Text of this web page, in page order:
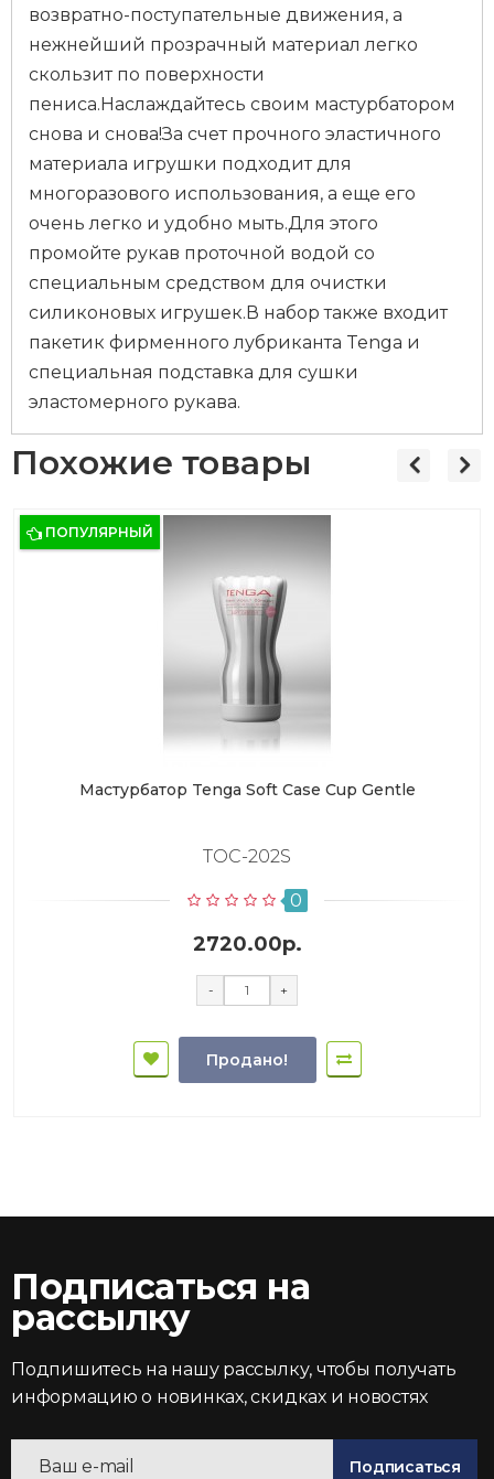
возвратно-поступательные движения, а
нежнейший прозрачный материал легко
скользит по поверхности
пениса.Наслаждайтесь своим мастурбатором
снова и снова!За счет прочного эластичного
материала игрушки подходит для
многоразового использования, а еще его
очень легко и удобно мыть.Для этого
промойте рукав проточной водой со
специальным средством для очистки
силиконовых игрушек.В набор также входит
пакетик фирменного лубриканта Tenga и
специальная подставка для сушки
эластомерного рукава.
Похожие товары
ПОПУЛЯРНЫЙ
Мастурбатор Tenga Soft Case Cup Gentle
TOC-202S
0
2720.00р.
- +
Продано!
Подписаться на
рассылку
Подпишитесь на нашу рассылку, чтобы получать
информацию о новинках, скидках и новостях
Подписаться